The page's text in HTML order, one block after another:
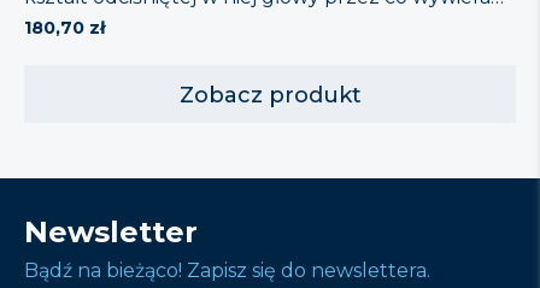
180,70 zł
dużo mniejszy ucisk na ciało a tym samym
nie zaburza krążenia krwi. Szczególnie polecana
super miękką, innowacyjną poszewkę z mikro-fibry
(zapinaną na suwak), dzięki temu istnieje
Poduszka ortopedyczna […]
Zobacz produkt
Newsletter
Bądź na bieżąco! Zapisz się do newslettera.